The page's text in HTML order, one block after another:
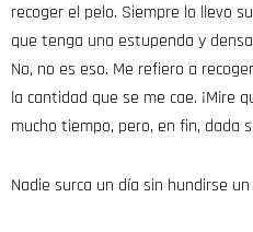
recoger el pelo. Siempre lo llevo
que tenga una estupenda y
No, no es eso. Me refiero a
la cantidad que se me cae. ¡Mire
mucho tiempo, pero, en fin, dada
Nadie surca un día sin hundirse un